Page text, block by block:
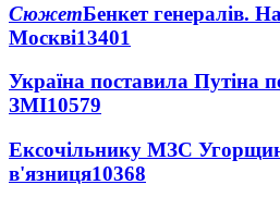
СюжетБенкет генералів.
Москві13401
Україна поставила Путіна
ЗМІ10579
Ексочільнику МЗС
в'язниця10368